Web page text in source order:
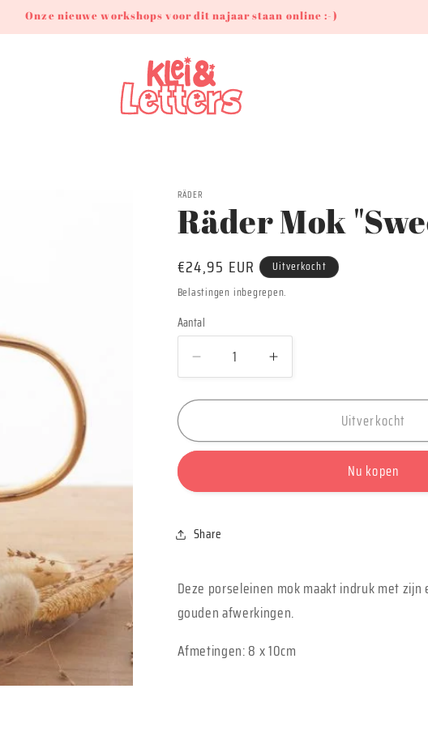
Onze nieuwe workshops voor dit najaar staan online :-)
RÄDER
Räder Mok
Normale
prijs
€24,95 EUR
Uitverkocht
Belastingen inbegrepen.
Aantal
Aantal
Aantal
verlagen
voor
Mok
Aantal
verhogen
voor
Mok
Uitverkocht
Nu kopen
Share
Deze porseleinen mok maakt indruk met
gouden afwerkingen.
Afmetingen: 8 x 10cm